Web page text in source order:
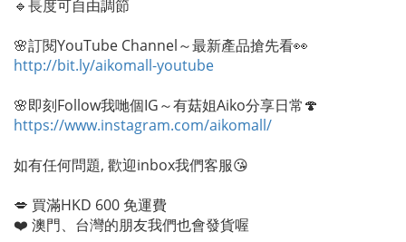
🔹長度可自由調節
🌸訂閱YouTube Channel～最新產品搶先看👀
http://bit.ly/aikomall-youtube
🌸即刻Follow我哋個IG～有菇姐Aiko分享日常🍄
https://www.instagram.com/aikomall/
如有任何問題, 歡迎inbox我們客服😘
💋 買滿HKD 600 免運費
❤️ 澳門、台灣的朋友我們也會發貨喔